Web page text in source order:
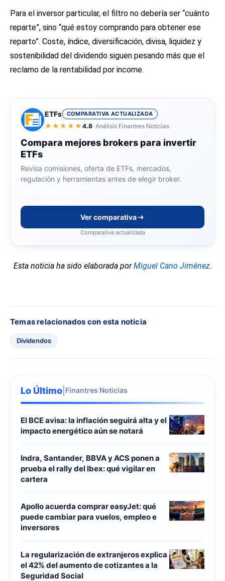
Para el inversor particular, el filtro no debería ser “cuánto
reparte”, sino “qué estoy comprando para obtener ese
reparto”. Coste, índice, diversificación, divisa, liquidez y
sostenibilidad del dividendo siguen pesando más que el
reclamo de la rentabilidad por income.
ETFs COMPARATIVA ACTUALIZADA
★★★★★ 4.8· Análisis Finantres Noticias
Compara mejores brokers para invertir
ETFs
Revisa comisiones, oferta de ETFs, mercados,
regulación y herramientas antes de elegir broker.
Ver comparativa
Comparativa actualizada
Esta noticia ha sido elaborada porMiguel Cano Jiménez.
Temas relacionados con esta noticia
Dividendos
Lo Último Finantres Noticias
El BCE avisa: la inflación seguirá alta y el
impacto energético aún se notará
Indra, Santander, BBVA y ACS ponen a
prueba el rally del Ibex: qué vigilar en
cartera
Apollo acuerda comprar easyJet: qué
puede cambiar para vuelos, empleo e
inversores
La regularización de extranjeros explica
el 42% del aumento de cotizantes a la
Seguridad Social